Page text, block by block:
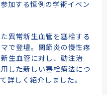
加する恒例の学術イベン
異常新生血管を塞栓する
で登壇。関節炎の慢性疼
生血管に対し、動注治
した新しい塞栓療法につ
詳しく紹介しました。